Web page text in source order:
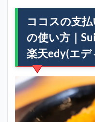
ココスの支
の使い方｜
楽天edy(エデ